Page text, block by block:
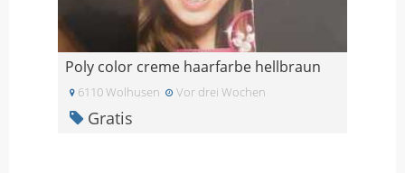
Poly color creme haarfarbe hellbraun
6110 Wolhusen Vor drei Wochen
Gratis